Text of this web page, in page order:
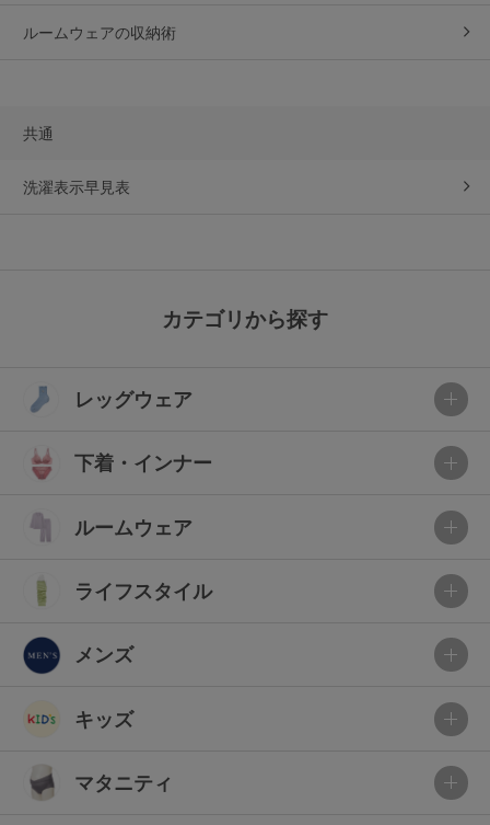
ルームウェアの収納術
共通
洗濯表示早見表
カテゴリから探す
レッグウェア
下着・インナー
ルームウェア
ライフスタイル
メンズ
キッズ
マタニティ